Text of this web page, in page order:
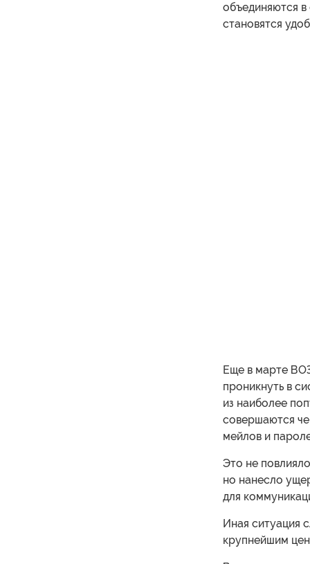
объединяются в
становятся
Еще в марте
проникнуть в
из наиболее
совершаются
мейлов и
Это не
но нанесло
для
Иная ситуация
крупнейшим